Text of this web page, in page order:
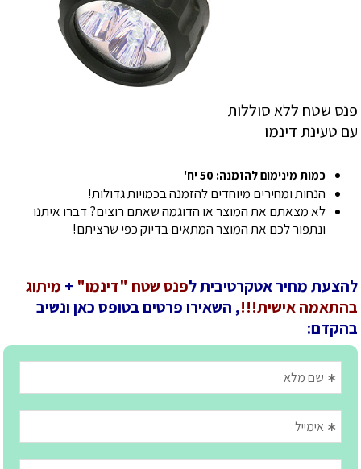
פנס שטח ללא סוללות
עם טעינת דינמו
כמות מינימום להזמנה: 50 יח'
הנחות ומחירים מיוחדים להזמנה בכמויות גדולות!
לא מצאתם את המוצר או הדוגמה שאתם רוצים? דברו איתנו
ונתפור לכם את המוצר המתאים בדיוק כפי שרציתם!
להצעת מחיר אטקרטיבית לפנס שטח "דינמו" + מיתוג
בהתאמה אישית!!!, השאירו פרטים בטופס כאן ונשיב
בהקדם: